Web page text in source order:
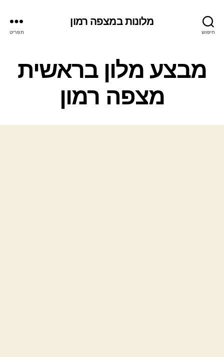
חיפוש
מלונות במצפה רמון
תפריט
ק
ג
ו
ר
ו
מבצע מלון בראשית
מצפה רמון